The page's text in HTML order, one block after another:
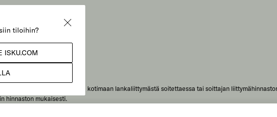
paikallisverkkomaksu (pvm) kotimaan lankaliittymästä soitettaessa tai soittajan
hinnaston mukaisesti.